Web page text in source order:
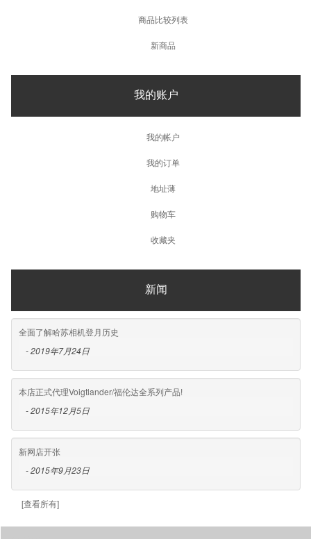
商品比较列表
新商品
我的账户
我的帐户
我的订单
地址薄
购物车
收藏夹
新闻
全面了解哈苏相机登月历史
- 2019年7月24日
本店正式代理Voigtlander/福伦达全系列产品!
- 2015年12月5日
新网店开张
- 2015年9月23日
[查看所有]